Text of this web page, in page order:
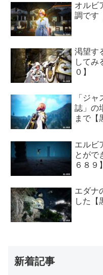
オルビ
調です
渇望す
してみ
０】
「ジ
誌」の
まで【
エルビ
とがで
６８９】
エダナ
した【
新着記事